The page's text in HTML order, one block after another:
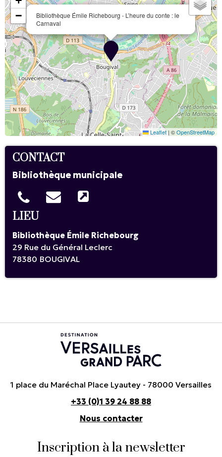
Bibliothèque Émile Richebourg - L’heure du conte : le
Carnaval
−
Leaflet | ©OpenStreetMap
CONTACT
Bibliothèque municipale
LIEU
Bibliothèque Émile Richebourg
29 Rue du Général Leclerc
78380 BOUGIVAL
1 place du Maréchal Place Lyautey - 78000 Versailles
+33 (0)1 39 24 88 88
Nous contacter
Inscription à la newsletter